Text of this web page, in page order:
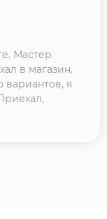
Мастер
в магазин,
я